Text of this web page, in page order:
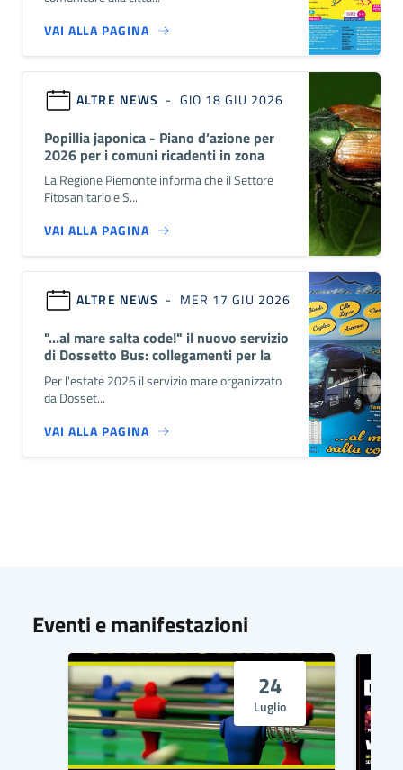
VAI ALLA PAGINA
ALTRE NEWS - GIO 18 GIU 2026
Popillia japonica - Piano d’azione per
2026 per i comuni ricadenti in zona
infestata
La Regione Piemonte informa che il Settore
Fitosanitario e S...
VAI ALLA PAGINA
ALTRE NEWS - MER 17 GIU 2026
"...al mare salta code!" il nuovo servizio
di Dossetto Bus: collegamenti per la
Riviera Ligure fino al 13...
Per l'estate 2026 il servizio mare organizzato
da Dosset...
VAI ALLA PAGINA
Eventi e manifestazioni
24
Luglio